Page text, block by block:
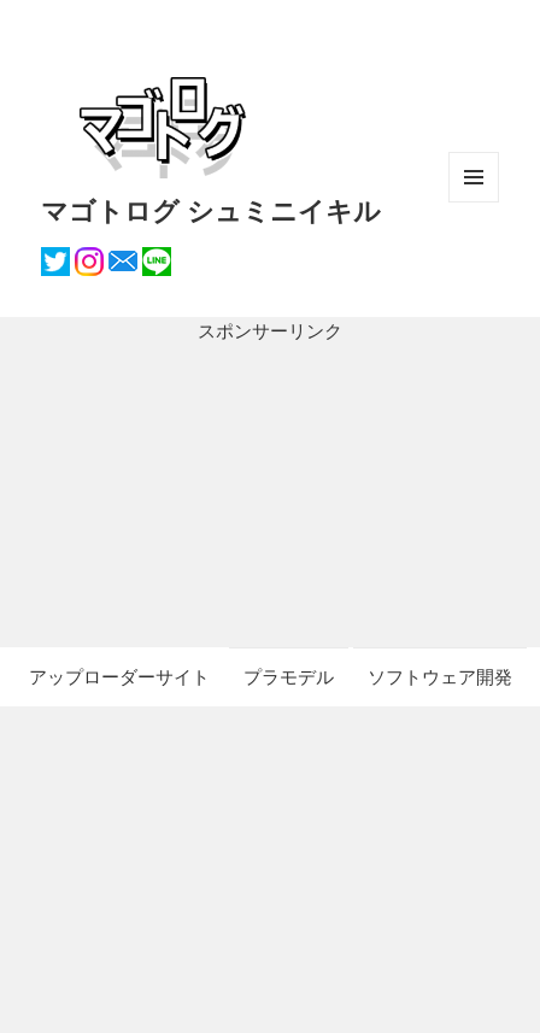
マゴトログ シュミニイキル
スポンサーリンク
アップローダーサイト プラモデル ソフトウェア開発